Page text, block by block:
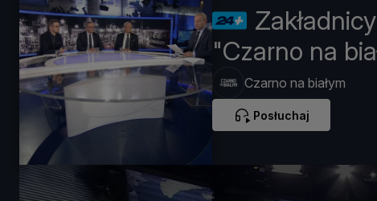
"Czarno na
Czarno na białym
Posłuchaj